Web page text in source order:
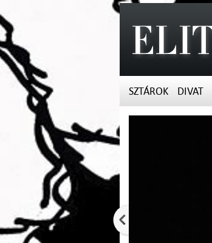
SZTÁROK DIVAT